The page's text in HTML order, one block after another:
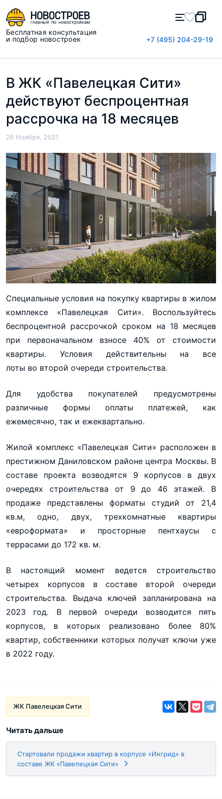
Бесплатная консультация
и подбор новостроек
+7 (495) 204-29-19
В ЖК «Павелецкая Сити»
действуют беспроцентная
рассрочка на 18 месяцев
26 Ноября, 2021
Специальные условия на покупку квартиры в жилом
комплексе «Павелецкая Сити». Воспользуйтесь
беспроцентной рассрочкой сроком на 18 месяцев
при первоначальном взносе 40% от стоимости
квартиры. Условия действительны на все
лоты во второй очереди строительства.
Для удобства покупателей предусмотрены
различные формы оплаты платежей, как
ежемесячно, так и ежеквартально.
Жилой комплекс «Павелецкая Сити» расположен в
престижном Даниловском районе центра Москвы. В
составе проекта возводятся 9 корпусов в двух
очередях строительства от 9 до 46 этажей. В
продаже представлены форматы студий от 21,4
кв.м, одно, двух, трехкомнатные квартиры
«евроформата» и просторные пентхаусы с
террасами до 172 кв. м.
В настоящий момент ведется строительство
четырех корпусов в составе второй очереди
строительства. Выдача ключей запланирована на
2023 год. В первой очереди возводится пять
корпусов, в которых реализовано более 80%
квартир, собственники которых получат ключи уже
в 2022 году.
ЖК Павелецкая Сити
Читать дальше
Стартовали продажи квартир в корпусе «Ингрид» в
составе ЖК «Павелецкая Сити»